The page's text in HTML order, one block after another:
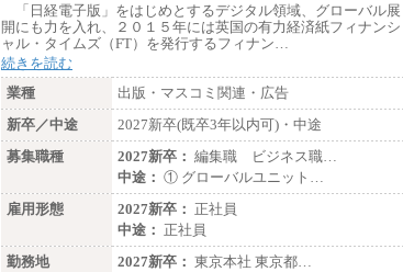
「日経電子版」をはじめとするデジタル領域、グローバル展
開にも力を入れ、２０１５年には英国の有力経済紙フィナンシ
ャル・タイムズ（FT）を発行するフィナン…
続きを読む
業種
出版・マスコミ関連・広告
新卒／中途
2027新卒(既卒3年以内可)・中途
募集職種
2027新卒： 編集職 ビジネス職…
中途： ① グローバルユニット…
雇用形態
2027新卒： 正社員
中途： 正社員
勤務地
2027新卒： 東京本社 東京都…